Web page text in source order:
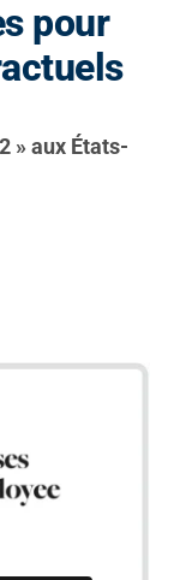
pour
» aux États-